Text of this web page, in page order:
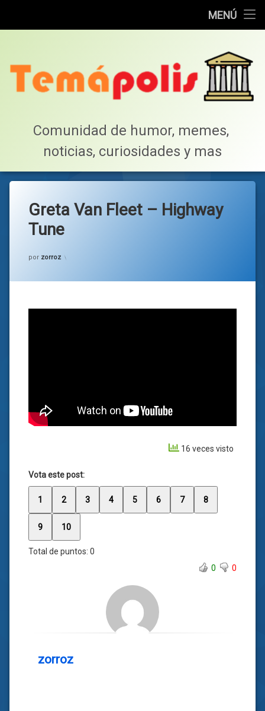
MENÚ
Lista de Megapost
Tabla de puntos
Comunidad de humor, memes,
noticias, curiosidades y mas
Greta Van Fleet – Highway
Tune
por zorroz
16 veces visto
Vota este post:
1 2 3 4 5 6 7 8
9 10
Total de puntos: 0
0
0
zorroz